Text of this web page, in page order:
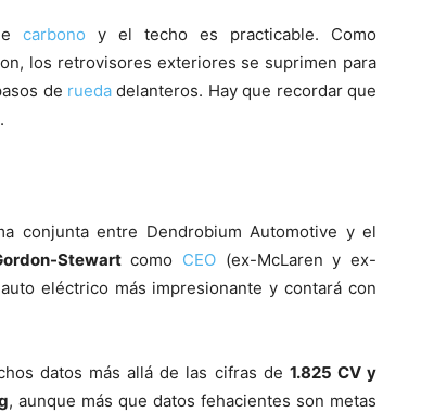
carbono y el techo es practicable. Como
los retrovisores exteriores se suprimen para
de rueda delanteros. Hay que recordar que
conjunta entre Dendrobium Automotive y el
Stewartcomo CEO(ex-McLaren y ex-
eléctrico más impresionante y contará con
datos más allá de las cifras de 1.825 CV y
, aunque más que datos fehacientes son metas